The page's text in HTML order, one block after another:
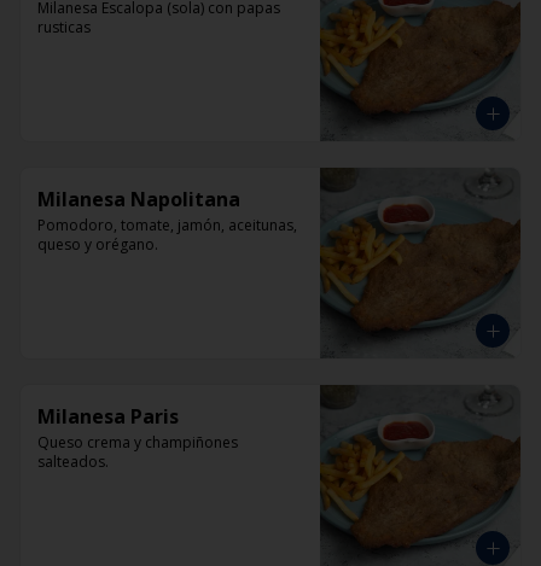
Milanesa Escalopa (sola) con papas
rusticas
Milanesa Napolitana
Pomodoro, tomate, jamón, aceitunas,
queso y orégano.
Milanesa Paris
Queso crema y champiñones
salteados.